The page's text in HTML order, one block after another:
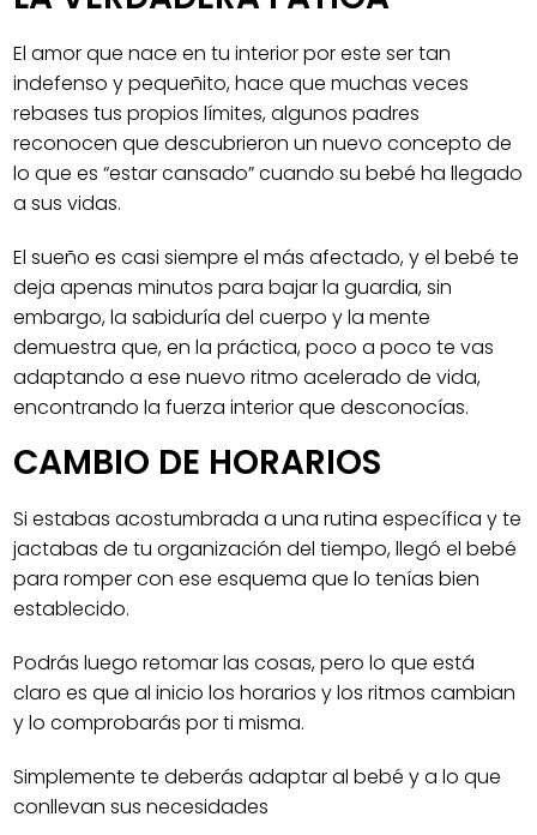
El amor que nace en tu interior por este ser tan
indefenso y pequeñito, hace que muchas veces
rebases tus propios límites, algunos padres
reconocen que descubrieron un nuevo concepto de
lo que es “estar cansado” cuando su bebé ha llegado
a sus vidas.
El sueño es casi siempre el más afectado, y el bebé te
deja apenas minutos para bajar la guardia, sin
embargo, la sabiduría del cuerpo y la mente
demuestra que, en la práctica, poco a poco te vas
adaptando a ese nuevo ritmo acelerado de vida,
encontrando la fuerza interior que desconocías.
CAMBIO DE HORARIOS
Si estabas acostumbrada a una rutina específica y te
jactabas de tu organización del tiempo, llegó el bebé
para romper con ese esquema que lo tenías bien
establecido.
Podrás luego retomar las cosas, pero lo que está
claro es que al inicio los horarios y los ritmos cambian
y lo comprobarás por ti misma.
Simplemente te deberás adaptar al bebé y a lo que
conllevan sus necesidades